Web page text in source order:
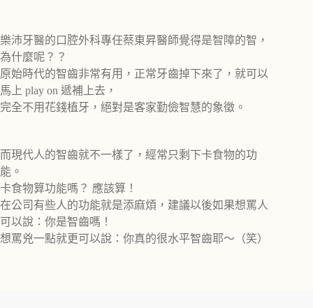
樂沛牙醫的口腔外科專任蔡東昇醫師覺得是智障的智，
為什麼呢？？
原始時代的智齒非常有用，正常牙齒掉下來了，就可以
馬上 play on 遞補上去，
完全不用花錢植牙，絕對是客家勤儉智慧的象徵。
而現代人的智齒就不一樣了，經常只剩下卡食物的功
能。
卡食物算功能嗎？ 應該算！
在公司有些人的功能就是添麻煩，建議以後如果想罵人
可以說：你是智齒嗎！
想罵兇一點就更可以說：你真的很水平智齒耶～（笑）